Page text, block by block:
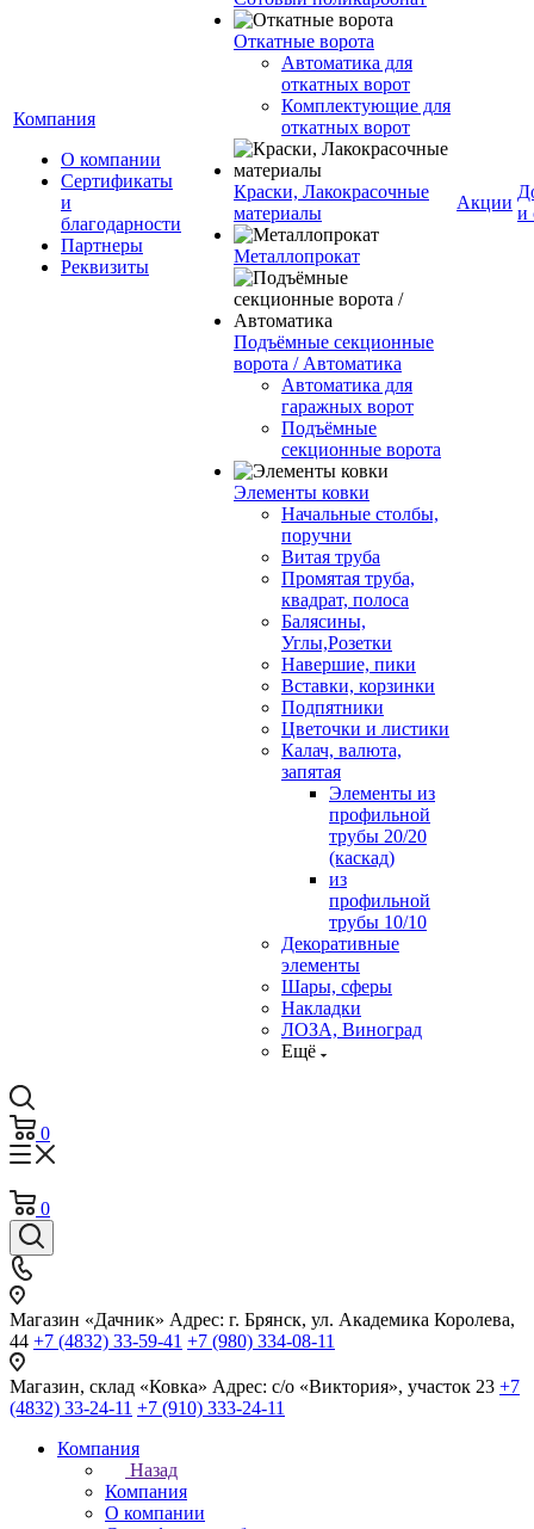
Компания
О компании
Сертификаты
и
благодарности
Партнеры
Реквизиты
Откатные ворота
Автоматика для
откатных ворот
Комплектующие для
откатных ворот
Краски, Лакокрасочные
материалы
Металлопрокат
Подъёмные секционные
ворота / Автоматика
Автоматика для
гаражных ворот
Подъёмные
секционные ворота
Элементы ковки
Начальные столбы,
поручни
Витая труба
Промятая труба,
квадрат, полоса
Балясины,
Углы,Розетки
Навершие, пики
Вставки, корзинки
Подпятники
Цветочки и листики
Калач, валюта,
запятая
Элементы из
профильной
трубы 20/20
(каскад)
из
профильной
трубы 10/10
Декоративные
элементы
Шары, сферы
Накладки
ЛОЗА, Виноград
Ещё
Акции
и
0
0
Магазин «Дачник» Адрес: г. Брянск, ул. Академика Королева,
44 +7 (4832) 33-59-41 +7 (980) 334-08-11
Магазин, склад «Ковка» Адрес: с/о «Виктория», участок 23 +7
(4832) 33-24-11 +7 (910) 333-24-11
Компания
Назад
Компания
О компании